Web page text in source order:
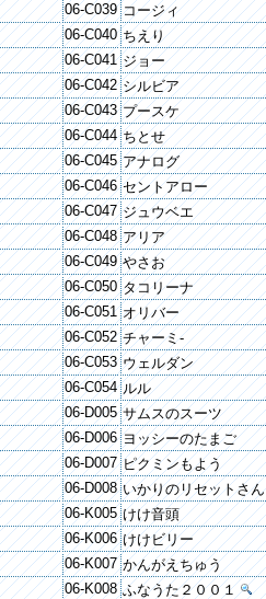
06-C039 コージィ
06-C040 ちえり
06-C041 ジョー
06-C042 シルビア
06-C043 プースケ
06-C044 ちとせ
06-C045 アナログ
06-C046 セントアロー
06-C047 ジュウベエ
06-C048 アリア
06-C049 やさお
06-C050 タコリーナ
06-C051 オリバー
06-C052 チャーミ-
06-C053 ウェルダン
06-C054 ルル
06-D005 サムスのスーツ
06-D006 ヨッシーのたまご
06-D007 ピクミンもよう
06-D008 いかりのリセットさん
06-K005 けけ音頭
06-K006 けけビリー
06-K007 かんがえちゅう
06-K008 ふなうた２００１